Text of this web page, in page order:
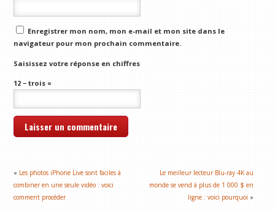
Enregistrer mon nom, mon e-mail et mon site dans le
navigateur pour mon prochain commentaire.
Saisissez votre réponse en chiffres
12 − trois =
« Les photos iPhone Live sont faciles à
combiner en une seule vidéo : voici
comment procéder
Le meilleur lecteur Blu-ray 4K au
monde se vend à plus de 1 000 $ en
ligne : voici pourquoi »